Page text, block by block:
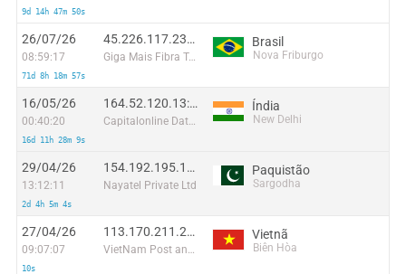
9d 14h 47m 50s
26/07/26
08:59:17
71d 8h 18m 57s
45.226.117.231:47426
Giga Mais Fibra Telecomunicacoes S.A.
Brasil
Nova Friburgo
16/05/26
00:40:20
16d 11h 28m 9s
164.52.120.13:35910
Capitalonline Data Service (HK) Co
Índia
New Delhi
29/04/26
13:12:11
2d 4h 5m 4s
154.192.195.174
Nayatel Private Ltd
Paquistão
Sargodha
27/04/26
09:07:07
10s
113.170.211.207
VietNam Post and Telecom Corporation
Vietnã
Biên Hòa